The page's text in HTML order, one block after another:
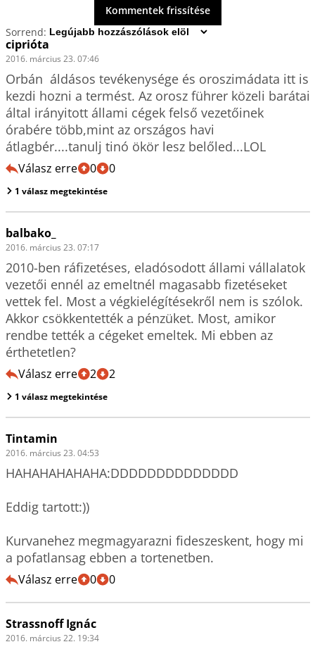
Kommentek frissítése
Sorrend:
ciprióta
2016. március 23. 07:46
Orbán  áldásos tevékenysége és oroszimádata itt is
kezdi hozni a termést. Az orosz führer közeli barátai
által irányitott állami cégek felső vezetőinek
órabére több,mint az országos havi
átlagbér....tanulj tinó ökör lesz belőled...LOL
Válasz erre 0 0
1 válasz megtekintése
balbako_
2016. március 23. 07:17
2010-ben ráfizetéses, eladósodott állami vállalatok
vezetői ennél az emeltnél magasabb fizetéseket
vettek fel. Most a végkielégítésekről nem is szólok.
Akkor csökkentették a pénzüket. Most, amikor
rendbe tették a cégeket emeltek. Mi ebben az
érthetetlen?
Válasz erre 2 2
1 válasz megtekintése
Tintamin
2016. március 23. 04:53
HAHAHAHAHAHA:DDDDDDDDDDDDDD
Eddig tartott:))
Kurvanehez megmagyarazni fideszeskent, hogy mi
a pofatlansag ebben a tortenetben.
Válasz erre 0 0
Strassnoff Ignác
2016. március 22. 19:34